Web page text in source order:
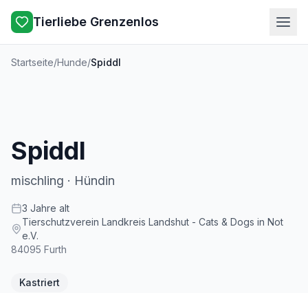
Tierliebe Grenzenlos
Startseite/Hunde/Spiddl
Spiddl
mischling · Hündin
3 Jahre alt
Tierschutzverein Landkreis Landshut - Cats & Dogs in Not
e.V.
84095 Furth
Kastriert